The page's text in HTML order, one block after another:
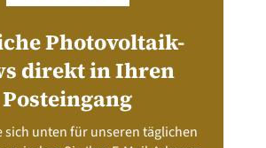
Photovoltaik-
direkt in Ihren
Posteingang
sich unten für unseren täglichen